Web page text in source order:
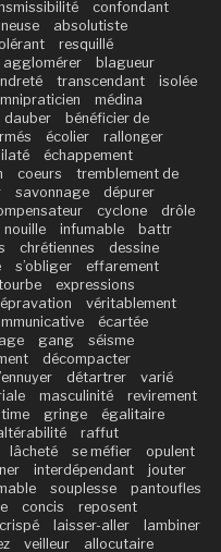
confondant
absolutiste
resquillé
agglomérer
blagueur
transcendant
isolée
médina
dauber
bénéficier de
écolier
rallonger
échappement
coeurs
tremblement de
savonnage
dépurer
cyclone
drôle
nouille infumable
battr
chrétiennes
dessine
s’obliger
effarement
expressions
véritablement
écartée
gang
séisme
décompacter
détartrer
varié
masculinité
revirement
gringe
égalitaire
raffut
lâcheté se méfier
opulent
interdépendant
jouter
souplesse
pantoufles
concis
reposent
crispé laisser-aller
lambiner
veilleur allocutaire